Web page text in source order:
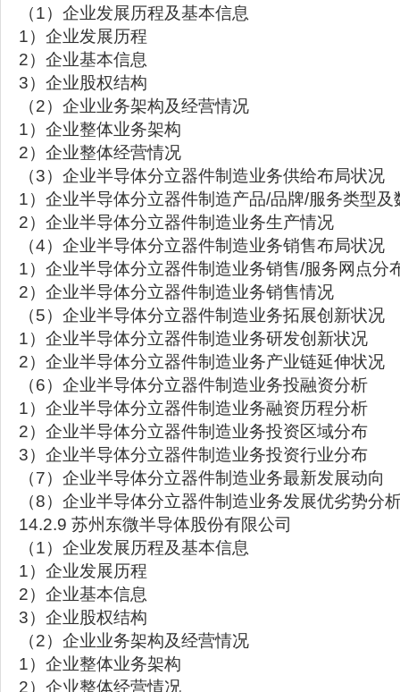
（1）企业发展历程及基本信息
1）企业发展历程
2）企业基本信息
3）企业股权结构
（2）企业业务架构及经营情况
1）企业整体业务架构
2）企业整体经营情况
（3）企业半导体分立器件制造业务供给布局状况
1）企业半导体分立器件制造产品/品牌/服务类型及
2）企业半导体分立器件制造业务生产情况
（4）企业半导体分立器件制造业务销售布局状况
1）企业半导体分立器件制造业务销售/服务网点分
2）企业半导体分立器件制造业务销售情况
（5）企业半导体分立器件制造业务拓展创新状况
1）企业半导体分立器件制造业务研发创新状况
2）企业半导体分立器件制造业务产业链延伸状况
（6）企业半导体分立器件制造业务投融资分析
1）企业半导体分立器件制造业务融资历程分析
2）企业半导体分立器件制造业务投资区域分布
3）企业半导体分立器件制造业务投资行业分布
（7）企业半导体分立器件制造业务最新发展动向
（8）企业半导体分立器件制造业务发展优劣势分
14.2.9 苏州东微半导体股份有限公司
（1）企业发展历程及基本信息
1）企业发展历程
2）企业基本信息
3）企业股权结构
（2）企业业务架构及经营情况
1）企业整体业务架构
2）企业整体经营情况